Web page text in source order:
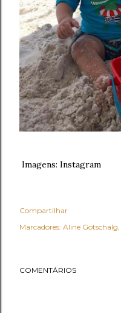
Imagens: Instagram
Compartilhar
Marcadores: Aline Gotschalg
COMENTÁRIOS